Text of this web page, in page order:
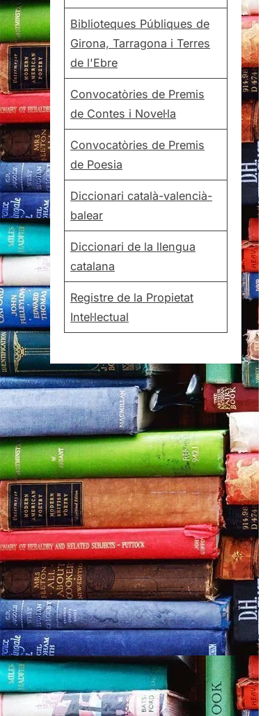
Biblioteques Públiques de
Girona, Tarragona i Terres
de l'Ebre
Convocatòries de Premis
de Contes i Novel·la
Convocatòries de Premis
de Poesia
Diccionari català-valencià-
balear
Diccionari de la llengua
catalana
Registre de la Propietat
Intel·lectual